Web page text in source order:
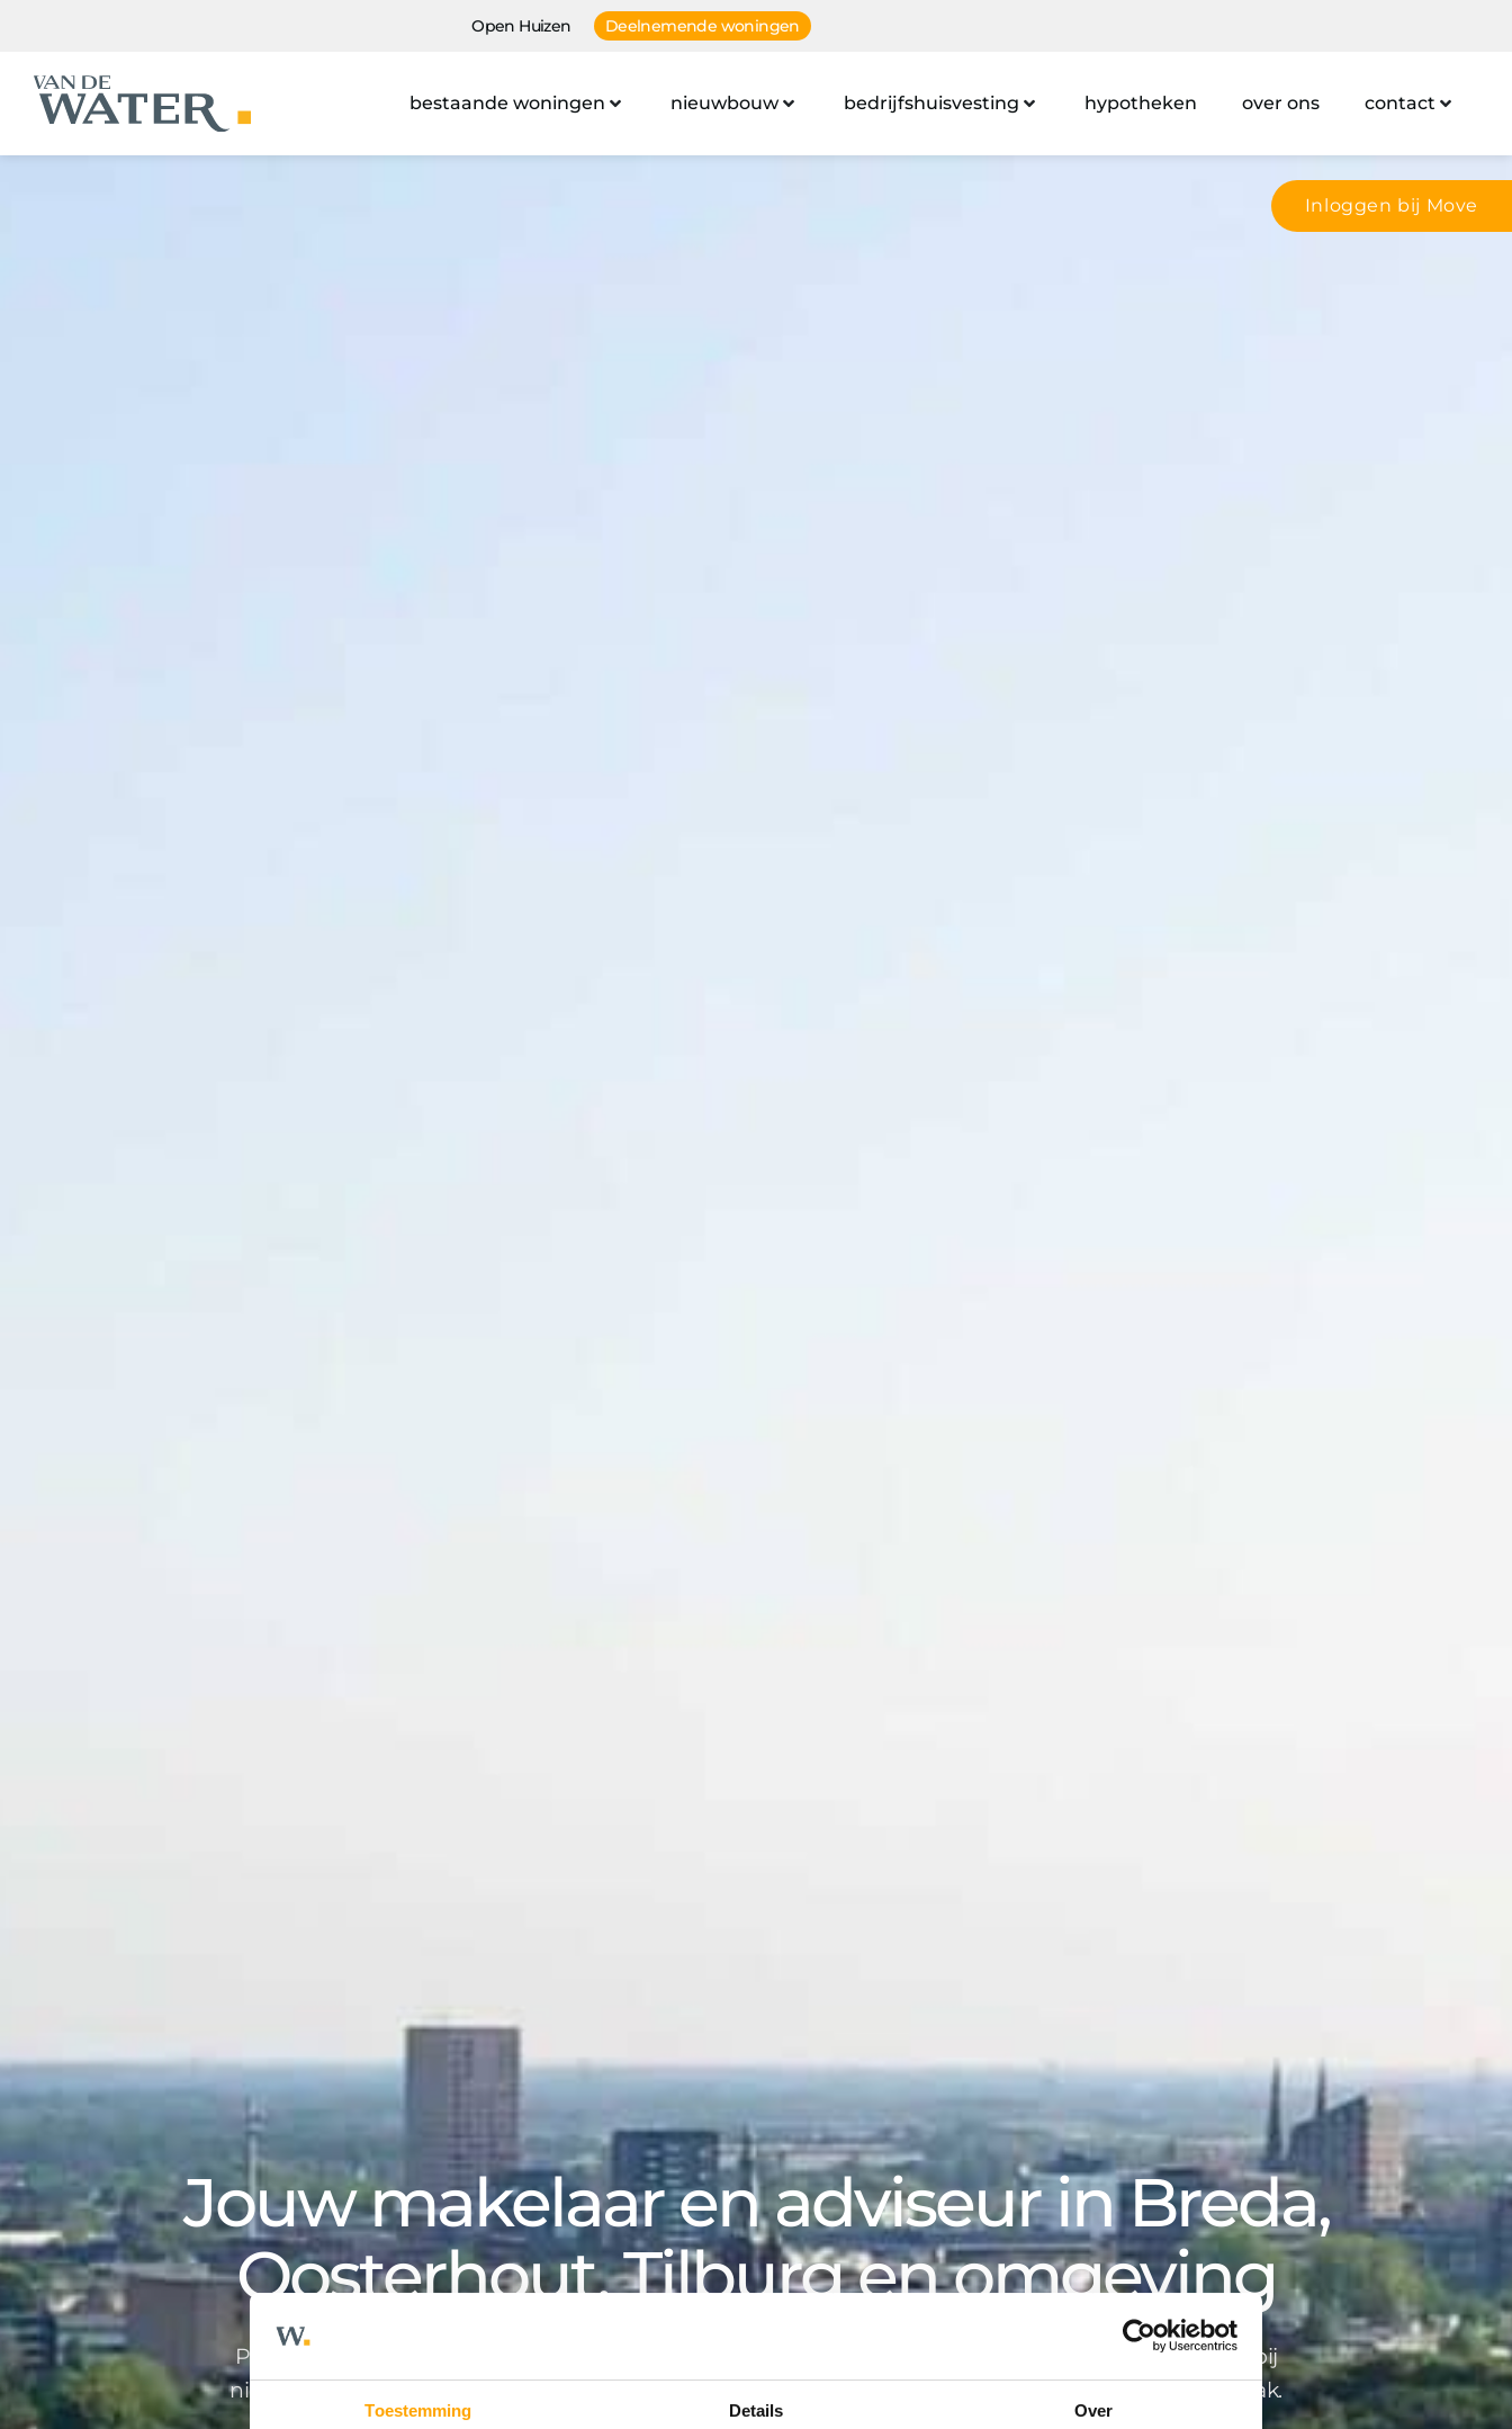
Toestemming Details Over
Open Huizen Deelnemende woningen
bestaande woningen nieuwbouw bedrijfshuisvesting hypotheken over ons contact
Inloggen bij Move
Jouw makelaar en adviseur in Breda,
Oosterhout, Tilburg en omgeving
Professioneel en persoonlijk, voor particuliere en zakelijke klanten. Van aankoopbegeleiding tot advies bij
nieuwbouwontwikkeling en van huurwoning tot hypotheek: bij Van de Water vind je alles onder één dak.